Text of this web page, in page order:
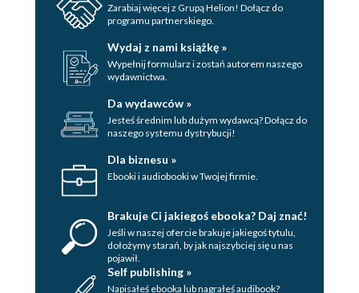
Zarabiaj więcej z Grupą Helion! Dołącz do
programu partnerskiego.
Wydaj z nami książkę »
Wypełnij formularz i zostań autorem naszego
wydawnictwa.
Da wydawców »
Jesteś średnim lub dużym wydawcą? Dołącz do
naszego systemu dystrybucji!
Dla biznesu »
Ebooki i audiobooki w Twojej firmie.
Brakuje Ci jakiegoś ebooka? Daj znać!
Jeśli w naszej ofercie brakuje jakiegoś tytulu,
dołożymy starań, by jak najszybciej się u nas
pojawił.
Self publishing »
Napisałeś ebooka lub nagrałeś audibook?